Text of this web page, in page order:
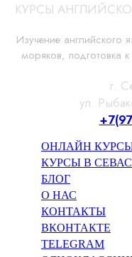
КУРСЫ
Изучение английского
моряков, подготовка
г.
ул.
ОНЛАЙН
КУРСЫ В
БЛОГ
О НАС
КОНТАКТЫ
ВКОНТАКТЕ
TELEGRAM